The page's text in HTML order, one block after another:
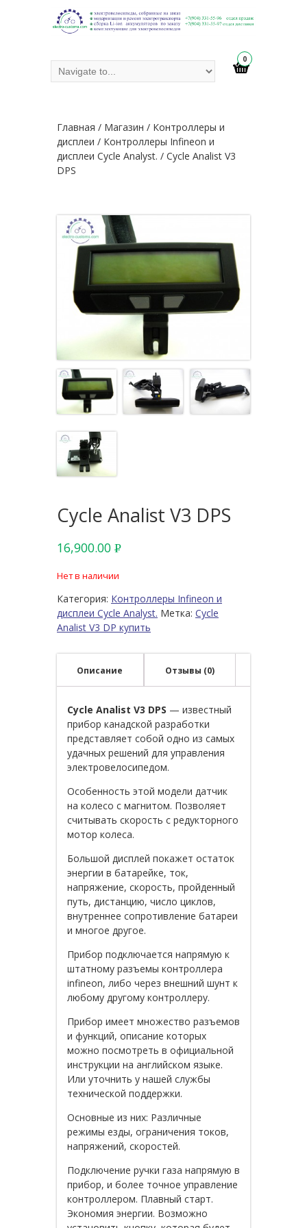
0
Главная / Магазин / Контроллеры и
дисплеи / Контроллеры Infineon и
дисплеи Cycle Analyst. / Cycle Analist V3
DPS
Cycle Analist V3 DPS
16,900.00 Р
Нет в наличии
Категория: Контроллеры Infineon и
дисплеи Cycle Analyst. Метка: Cycle
Analist V3 DP купить
Описание Отзывы (0)
Cycle Analist V3 DPS — известный
прибор канадской разработки
представляет собой одно из самых
удачных решений для управления
электровелосипедом.
Особенность этой модели датчик
на колесо с магнитом. Позволяет
считывать скорость с редукторного
мотор колеса.
Большой дисплей покажет остаток
энергии в батарейке, ток,
напряжение, скорость, пройденный
путь, дистанцию, число циклов,
внутреннее сопротивление батареи
и многое другое.
Прибор подключается напрямую к
штатному разъемы контроллера
infineon, либо через внешний шунт к
любому другому контроллеру.
Прибор имеет множество разъемов
и функций, описание которых
можно посмотреть в официальной
инструкции на английском языке.
Или уточнить у нашей службы
технической поддержки.
Основные из них: Различные
режимы езды, ограничения токов,
напряжений, скоростей.
Подключение ручки газа напрямую в
прибор, и более точное управление
контроллером. Плавный старт.
Экономия энергии. Возможно